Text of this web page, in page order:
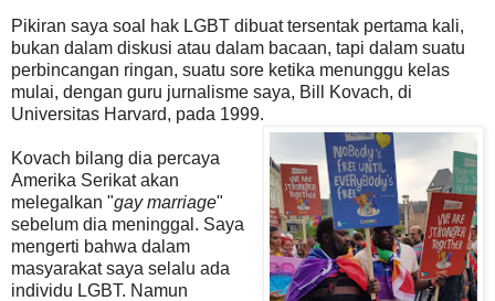
Pikiran saya soal hak LGBT dibuat tersentak pertama kali,
bukan dalam diskusi atau dalam bacaan, tapi dalam suatu
perbincangan ringan, suatu sore ketika menunggu kelas
mulai, dengan guru jurnalisme saya, Bill Kovach, di
Universitas Harvard, pada 1999.
Kovach bilang dia percaya
Amerika Serikat akan
melegalkan "gay marriage"
sebelum dia meninggal. Saya
mengerti bahwa dalam
masyarakat saya selalu ada
individu LGBT. Namun